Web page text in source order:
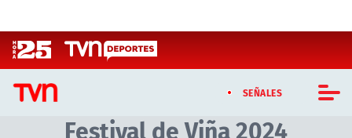
SEÑALES
Festival de Viña 2024